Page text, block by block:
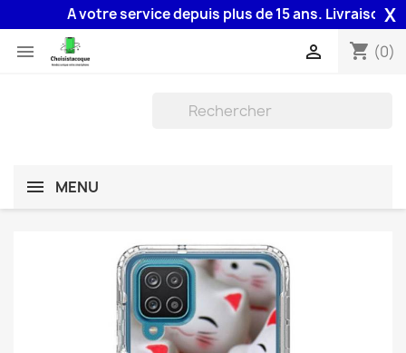
A votre service depuis plus de 15 ans. Livraison X
 shopping_cart (0)

MENU